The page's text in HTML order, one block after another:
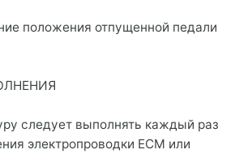
положения отпущенной педали
следует выполнять каждый раз
электропроводки ECM или